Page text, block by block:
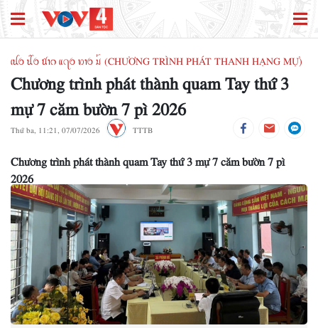
ꪹꪊꪉ ꪊꪲꪉ ꪠꪱꪒ ꪵꪖꪉ ꪭꪱꪉ ꪣꪳ (CHƯƠNG TRÌNH PHÁT THANH HẠNG MỰ)
Chương trình phát thành quam Tay thứ 3
mự 7 căm bườn 7 pì 2026
Thứ ba, 11:21, 07/07/2026 TTTB
Chương trình phát thành quam Tay thứ 3 mự 7 căm bườn 7 pì
2026